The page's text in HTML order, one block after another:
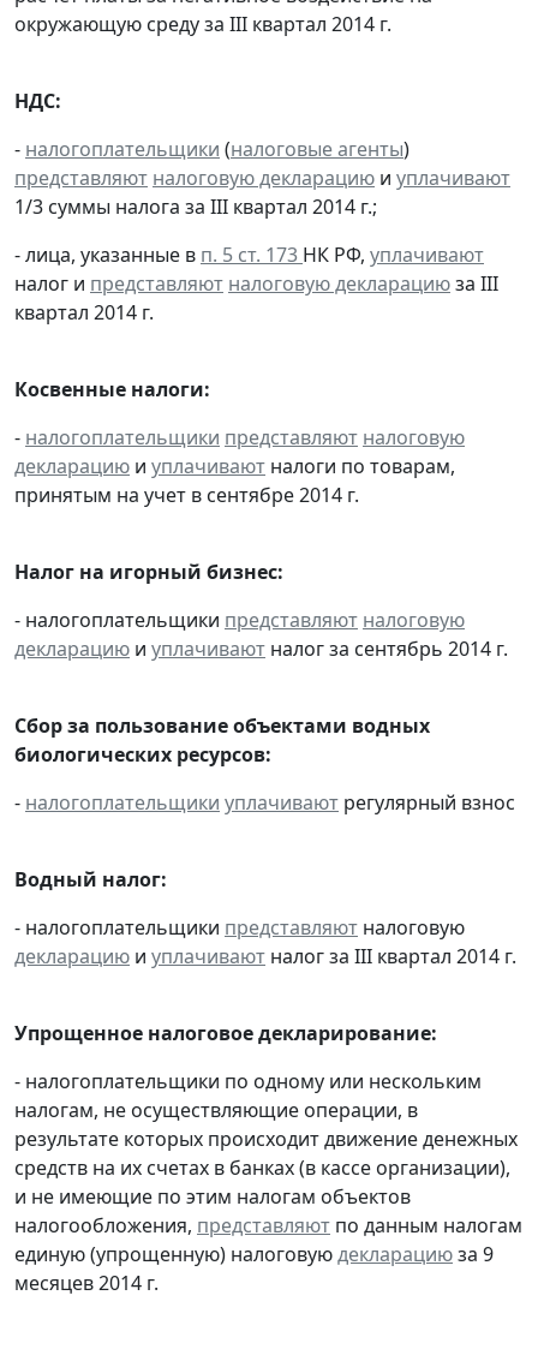
окружающую среду за III квартал 2014 г.
НДС:
- налогоплательщики (налоговые агенты)
представляют налоговую декларацию и уплачивают
1/3 суммы налога за III квартал 2014 г.;
- лица, указанные в п. 5 ст. 173 НК РФ, уплачивают
налог и представляют налоговую декларациюза III
квартал 2014 г.
Косвенные налоги:
- налогоплательщики представляют налоговую
декларацию и уплачивают налоги по товарам,
принятым на учет в сентябре 2014 г.
Налог на игорный бизнес:
- налогоплательщики представляют налоговую
декларацию и уплачивают налог за сентябрь 2014 г.
Сбор за пользование объектами водных
биологических ресурсов:
- налогоплательщики уплачивают регулярный взнос
Водный налог:
- налогоплательщики представляют налоговую
декларацию и уплачивают налог за III квартал 2014 г.
Упрощенное налоговое декларирование:
- налогоплательщики по одному или нескольким
налогам, не осуществляющие операции, в
результате которых происходит движение денежных
средств на их счетах в банках (в кассе организации),
и не имеющие по этим налогам объектов
налогообложения, представляют по данным налогам
единую (упрощенную) налоговуюдекларациюза 9
месяцев 2014 г.